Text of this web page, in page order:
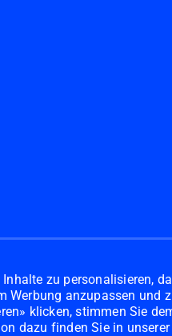
zu personalisieren,
Werbung anzupassen und
klicken, stimmen Sie
dazu finden Sie in unserer